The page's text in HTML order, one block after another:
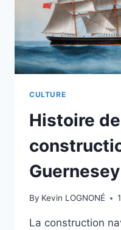
HÉREL
SUR
L’ÎLE
DE
JERSEY
CULTURE
Histoire
Guernesey
By Kevin LOGNONÉ
La construction